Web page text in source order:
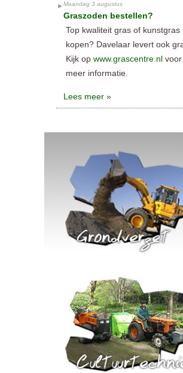
Maandag 3 augustus
Graszoden bestellen?
Top kwaliteit gras of kunstgras
kopen? Davelaar levert ook
Kijk op www.grascentre.nl voor
meer informatie.
Lees meer »